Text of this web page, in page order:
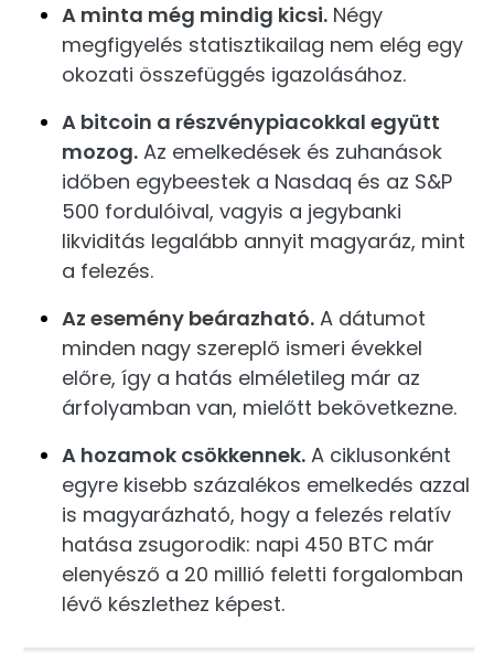
A minta még mindig kicsi. Négy
megfigyelés statisztikailag nem elég egy
okozati összefüggés igazolásához.
A bitcoin a részvénypiacokkal együtt
mozog. Az emelkedések és zuhanások
időben egybeestek a Nasdaq és az S&P
500 fordulóival, vagyis a jegybanki
likviditás legalább annyit magyaráz, mint
a felezés.
Az esemény beárazható. A dátumot
minden nagy szereplő ismeri évekkel
előre, így a hatás elméletileg már az
árfolyamban van, mielőtt bekövetkezne.
A hozamok csökkennek. A ciklusonként
egyre kisebb százalékos emelkedés azzal
is magyarázható, hogy a felezés relatív
hatása zsugorodik: napi 450 BTC már
elenyésző a 20 millió feletti forgalomban
lévő készlethez képest.